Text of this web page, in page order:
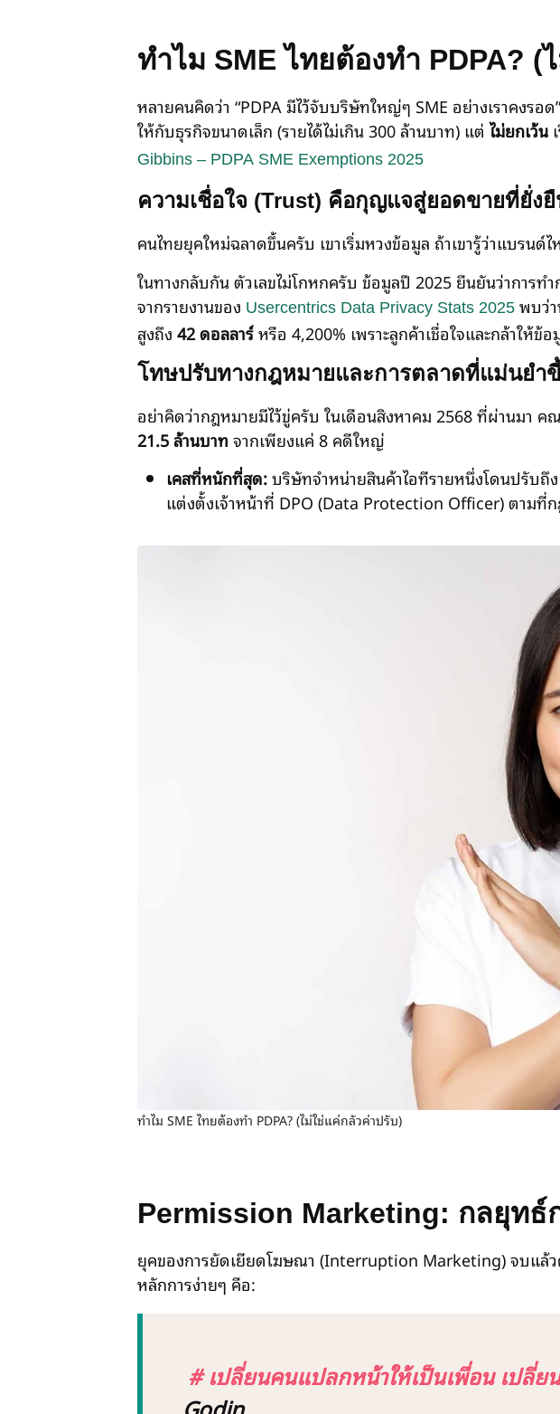
ทำไม SME ไทยต้องทำ PDPA?
หลายคนคิดว่า “PDPA มีไว้จับบริษัทใหญ่ๆ SME อย่างเราคงรอด
ให้กับธุรกิจขนาดเล็ก (รายได้ไม่เกิน 300 ล้านบาท) แต่ไม่ยกเว้น
Gibbins – PDPA SME Exemptions 2025
ความเชื่อใจ (Trust) คือกุญแจสู่ยอดขายที่ยั่ง
คนไทยยุคใหม่ฉลาดขึ้นครับ เขาเริ่มหวงข้อมูล ถ้าเขารู้ว่าแบรนด์ไ
ในทางกลับกัน ตัวเลขไม่โกหกครับ ข้อมูลปี 2025 ยืนยันว่าการ
จากรายงานของ Usercentrics Data Privacy Stats 2025พบว่
สูงถึง 42 ดอลลาร์หรือ 4,200% เพราะลูกค้าเชื่อใจและกล้าให้ข้
โทษปรับทางกฎหมายและการตลาดที่แม่นยำ
อย่าคิดว่ากฎหมายมีไว้ขู่ครับ ในเดือนสิงหาคม 2568 ที่ผ่านมา
21.5 ล้านบาท จากเพียงแค่ 8 คดีใหญ่
เคสที่หนักที่สุด:บริษัทจำหน่ายสินค้าไอทีรายหนึ่งโดนปรับถึง
แต่งตั้งเจ้าหน้าที่ DPO (Data Protection Officer) ตามที่
ทำไม SME ไทยต้องทำ PDPA? (ไม่ใช่แค่กลัวค่าปรับ)
Permission Marketing: กลยุท
ยุคของการยัดเยียดโฆษณา (Interruption Marketing) จบแล้
หลักการง่ายๆ คือ:
# เปลี่ยนคนแปลกหน้าให้เป็นเพื่อน เปลี่ย